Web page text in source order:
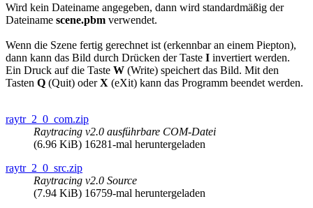
Wird kein Dateiname angegeben, dann wird standardmäßig der
Dateiname scene.pbm verwendet.
Wenn die Szene fertig gerechnet ist (erkennbar an einem Piepton),
dann kann das Bild durch Drücken der Taste I invertiert werden.
Ein Druck auf die Taste W (Write) speichert das Bild. Mit den
Tasten Q (Quit) oderX (eXit) kann das Programm beendet werden.
raytr_2_0_com.zip
Raytracing v2.0 ausführbare COM-Datei
(6.96 KiB) 16281-mal heruntergeladen
raytr_2_0_src.zip
Raytracing v2.0 Source
(7.94 KiB) 16759-mal heruntergeladen